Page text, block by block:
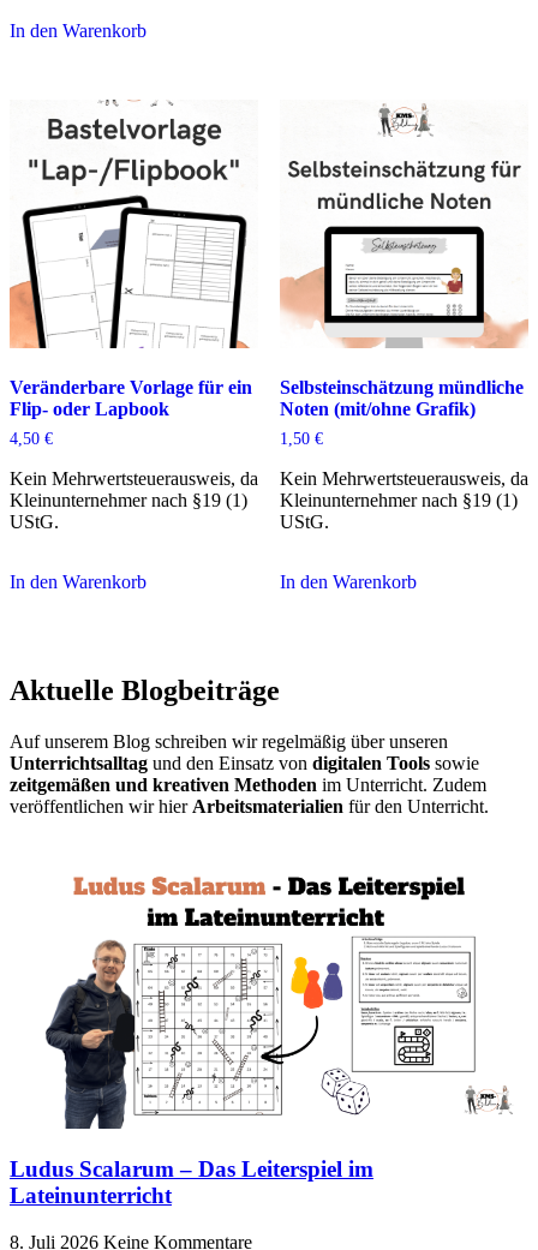
In den Warenkorb
Veränderbare Vorlage für ein
Flip- oder Lapbook
4,50 €
Kein Mehrwertsteuerausweis, da
Kleinunternehmer nach §19 (1)
UStG.
In den Warenkorb
Selbsteinschätzung mündliche
Noten (mit/ohne Grafik)
1,50 €
Kein Mehrwertsteuerausweis, da
Kleinunternehmer nach §19 (1)
UStG.
In den Warenkorb
Aktuelle Blogbeiträge
Auf unserem Blog schreiben wir regelmäßig über unseren
Unterrichtsalltag und den Einsatz von digitalen Tools sowie
zeitgemäßen und kreativen Methoden im Unterricht. Zudem
veröffentlichen wir hier Arbeitsmaterialien für den Unterricht.
Ludus Scalarum – Das Leiterspiel im
Lateinunterricht
8. Juli 2026 Keine Kommentare